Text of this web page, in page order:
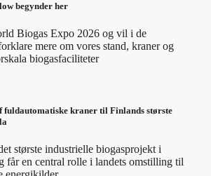
begynder her
Biogas Expo 2026 og vil i de
mere om vores stand, kraner og
biogasfaciliteter
fuldautomatiske kraner til Finlands største
største industrielle biogasprojekt i
får en central rolle i landets omstilling til